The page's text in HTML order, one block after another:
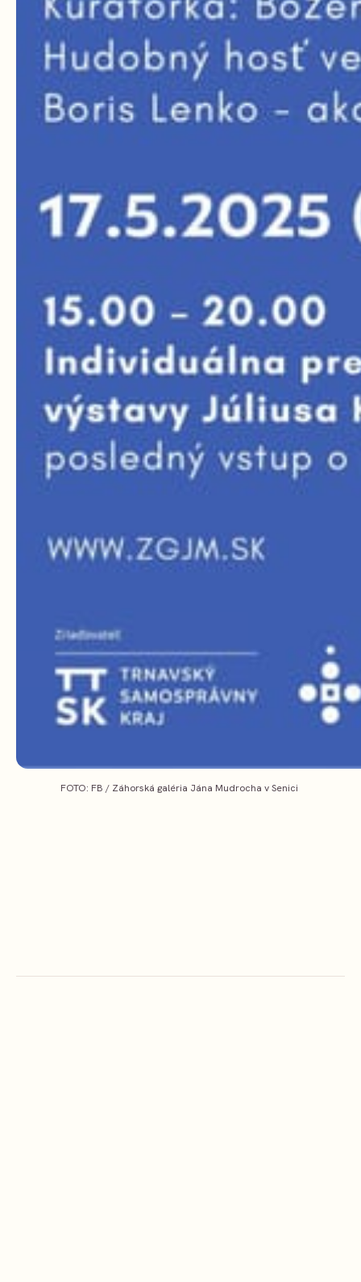
FOTO: FB / Záhorská galéria Jána Mudrocha v Senici